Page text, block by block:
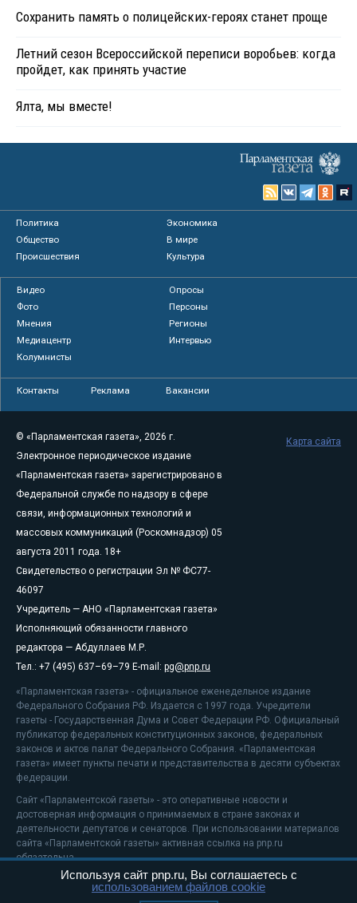
Сохранить память о полицейских-героях станет проще
Летний сезон Всероссийской переписи воробьев: когда
пройдет, как принять участие
Ялта, мы вместе!
Политика
Экономика
Общество
В мире
Происшествия
Культура
Видео
Опросы
Фото
Персоны
Мнения
Регионы
Медиацентр
Интервью
Колумнисты
Контакты Реклама Вакансии
© «Парламентская газета», 2026 г.
Электронное периодическое издание
«Парламентская газета» зарегистрировано в
Федеральной службе по надзору в сфере
связи, информационных технологий и
массовых коммуникаций (Роскомнадзор) 05
августа 2011 года. 18+
Свидетельство о регистрации Эл № ФС77-
46097
Учредитель — АНО «Парламентская газета»
Исполняющий обязанности главного
редактора — Абдуллаев М.Р.
Тел.: +7 (495) 637–69–79 E-mail: pg@pnp.ru
«Парламентская газета» - официальное еженедельное издание
Федерального Собрания РФ. Издается с 1997 года. Учредители
газеты - Государственная Дума и Совет Федерации РФ. Официальный
публикатор федеральных конституционных законов, федеральных
законов и актов палат Федерального Собрания. «Парламентская
газета» имеет пункты печати и представительства в десяти субъектах
федерации.
Сайт «Парламентской газеты» - это оперативные новости и
достоверная информация о принимаемых в стране законах и
деятельности депутатов и сенаторов. При использовании материалов
сайта «Парламентской газеты» активная ссылка на pnp.ru
обязательна.
На информационном ресурсе применяютсярекомендательные
Карта сайта
Используя сайт pnp.ru, Вы соглашаетесь с
использованием файлов cookie